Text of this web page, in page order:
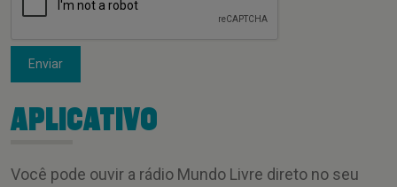
Enviar
APLICATIVO
Você pode ouvir a rádio Mundo Livre direto no seu